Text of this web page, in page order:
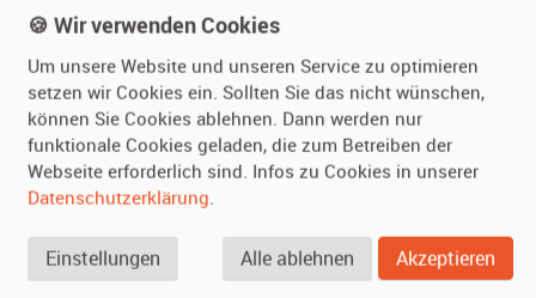
Kundenmeinungen
Vermieten
Oldtimer anmelden
Fotos senden
Fragen für Vermieter
Hilfe
Häufige Fragen (FAQ)
So funktioniert's
SPECIAL
🍪 Wir verwenden Cookies
Um unsere Website und unseren Service zu optimieren
setzen wir Cookies ein. Sollten Sie das nicht wünschen,
können Sie Cookies ablehnen. Dann werden nur
funktionale Cookies geladen, die zum Betreiben der
Webseite erforderlich sind. Infos zu Cookies in unserer
Datenschutzerklärung.
Einstellungen Alle ablehnen Akzeptieren